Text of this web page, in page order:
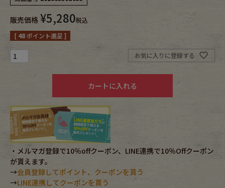
Outer
Fafatt
小物・アクセサリーから探す
Bag
Accessory
Belt antique goods
販売価格 ¥5,280税込
[ 48ポイント進呈 ]
お気に入りに登録する
カートに入れる
・メルマガ登録で10％offクーポン、LINE連携で10％Offクーポン
が貰えます。
→会員登録してポイント、クーポンを貰う
→LINE連携してクーポンを貰う